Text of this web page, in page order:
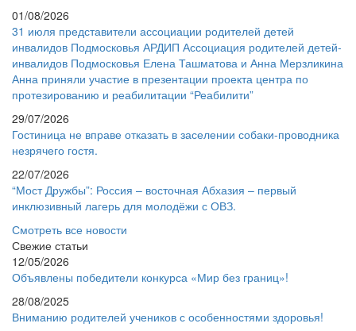
01/08/2026
31 июля представители ассоциации родителей детей
инвалидов Подмосковья АРДИП Ассоциация родителей детей-
инвалидов Подмосковья Елена Ташматова и Анна Мерзликина
Анна приняли участие в презентации проекта центра по
протезированию и реабилитации “Реабилити”
29/07/2026
Гостиница не вправе отказать в заселении собаки-проводника
незрячего гостя.
22/07/2026
“Мост Дружбы”: Россия – восточная Абхазия – первый
инклюзивный лагерь для молодёжи с ОВЗ.
Смотреть все новости
Свежие статьи
12/05/2026
Объявлены победители конкурса «Мир без границ»!
28/08/2025
Вниманию родителей учеников с особенностями здоровья!